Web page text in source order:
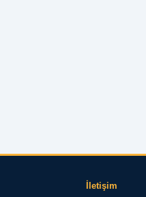
İletişim